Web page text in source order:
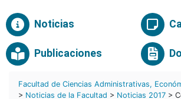
Noticias
Publicaciones
Facultad de Ciencias Administrativas,
> Noticias de la Facultad > Noticias 2017 >